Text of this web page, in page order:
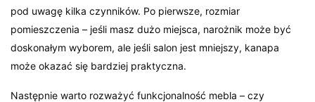
pod uwagę kilka czynników. Po pierwsze, rozmiar
pomieszczenia – jeśli masz dużo miejsca, narożnik może być
doskonałym wyborem, ale jeśli salon jest mniejszy, kanapa
może okazać się bardziej praktyczna.
Następnie warto rozważyć funkcjonalność mebla – czy